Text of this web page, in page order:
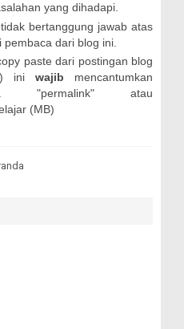
yang dihadapi.
bertanggung jawab atas
dari blog ini.
paste dari postingan blog
ini wajib mencantumkan
"permalink" atau
(MB)